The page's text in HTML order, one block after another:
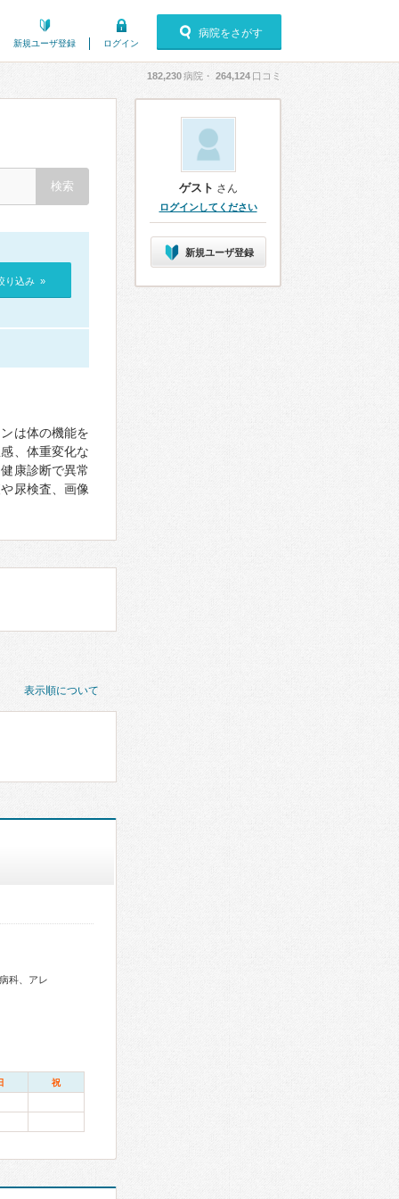
新規ユーザ登録 ログイン
病院をさがす
182,230病院・ 264,124 口コミ
り込み »
は体の機能を
、体重変化な
康診断で異常
尿検査、画像
表示順について
科、アレ
祝
ゲスト さん
ログインしてください
新規ユーザ登録